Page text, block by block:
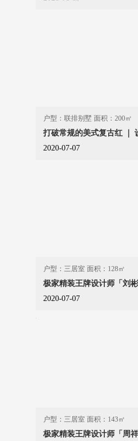
户型：联排别墅 面积：200㎡
打破常规的美式复古红 ｜
2020-07-07
户型：三居室 面积：128㎡
极家精装王牌设计师「刘
2020-07-07
户型：三居室 面积：143㎡
极家精装王牌设计师「周